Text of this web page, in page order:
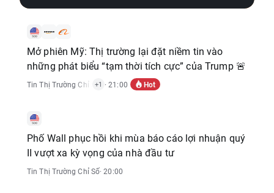
Mở phiên Mỹ: Thị trường lại đặt niềm tin vào
những phát biểu “tạm thời tích cực” của Trump 🚨
Tin Thị Trường Chỉ Số, Tin Thị Trường Cổ Phiếu
+1 · 21:00 Hot
Phố Wall phục hồi khi mùa báo cáo lợi nhuận quý
II vượt xa kỳ vọng của nhà đầu tư
Tin Thị Trường Chỉ Số· 20:00